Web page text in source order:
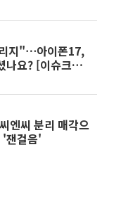
지"⋯아이폰17,
나요? [이슈크래
엔씨 분리 매각으
잰걸음'